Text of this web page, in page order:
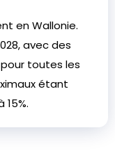
en Wallonie.
avec des
toutes les
étant